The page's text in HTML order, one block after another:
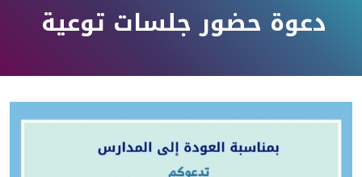
دعوة حضور جلسات توعية